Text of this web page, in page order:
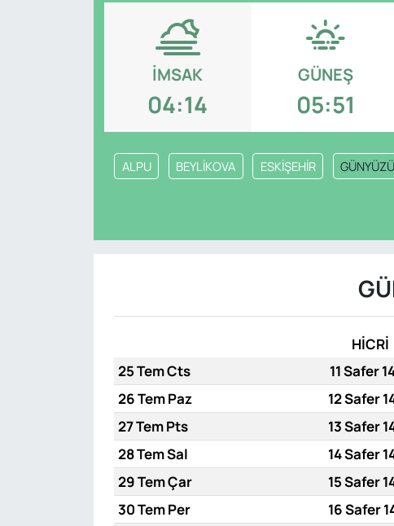
İMSAK
04:14
GÜNEŞ
05:51
ALPU BEYLİKOVA ESKİŞEHİR GÜNYÜZÜ
HİCRİ
25 Tem Cts
11 Safer
26 Tem Paz
12 Safer
27 Tem Pts
13 Safer
28 Tem Sal
14 Safer
29 Tem Çar
15 Safer
30 Tem Per
16 Safer